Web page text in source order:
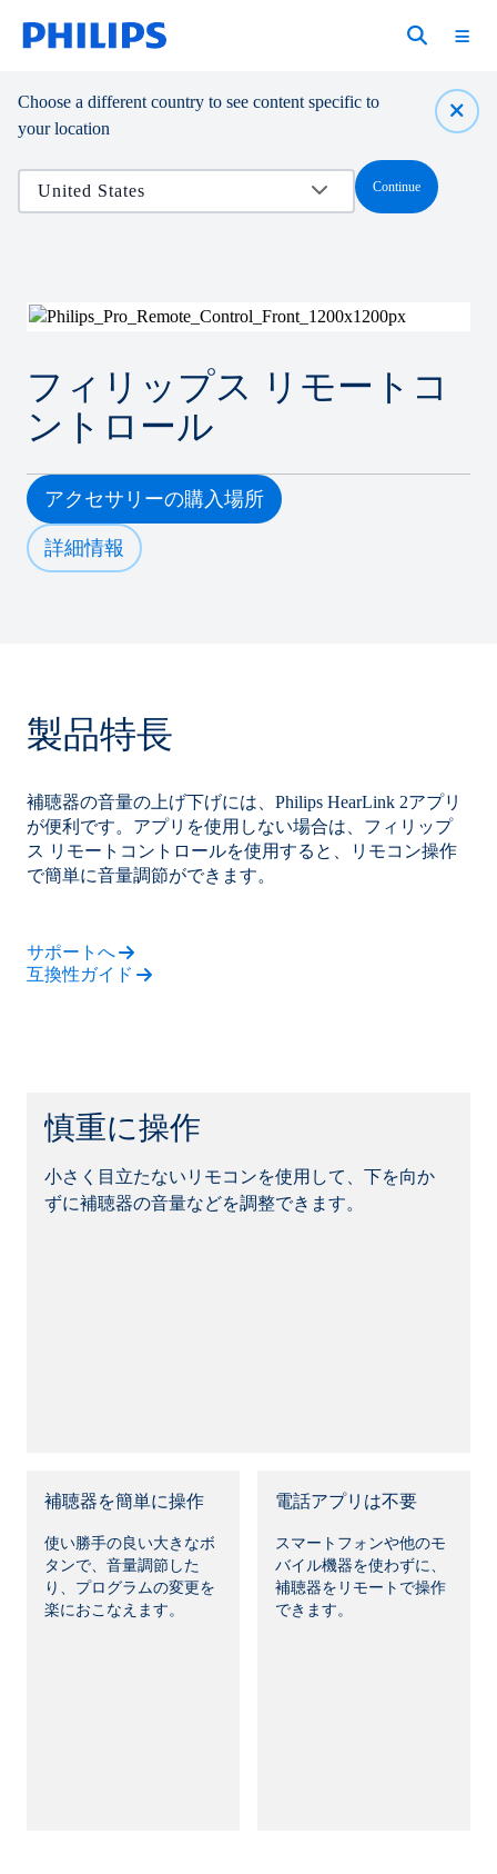
Choose a different country to see content specific to
your location
Continue
フィリップス リモートコ
ントロール
アクセサリーの購入場所
詳細情報
製品特長
補聴器の音量の上げ下げには、Philips HearLink 2アプリ
が便利です。アプリを使用しない場合は、フィリップ
ス リモートコントロールを使用すると、リモコン操作
で簡単に音量調節ができます。
サポートへ
互換性ガイド
慎重に操作
小さく目立たないリモコンを使用して、下を向か
ずに補聴器の音量などを調整できます。
補聴器を簡単に操作
使い勝手の良い大きなボ
タンで、音量調節した
り、プログラムの変更を
楽におこなえます。
電話アプリは不要
スマートフォンや他のモ
バイル機器を使わずに、
補聴器をリモートで操作
できます。